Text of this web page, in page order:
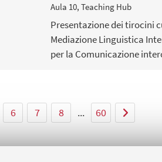
Aula 10, Teaching Hub
Presentazione dei tirocini
Mediazione Linguistica
per la Comunicazione
6 7 8 ... 60